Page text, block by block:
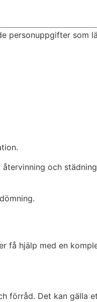
personuppgifter som
och
få hjälp med en
förråd. Det kan gälla